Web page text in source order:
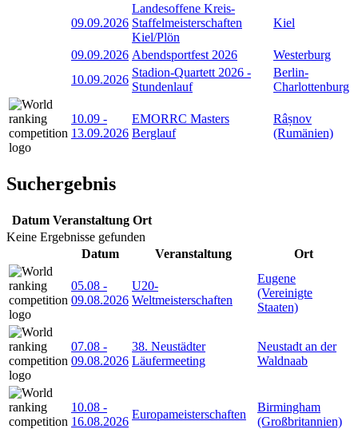
09.09.2026
Landesoffene Kreis-
Staffelmeisterschaften
Kiel/Plön
Kiel
09.09.2026 Abendsportfest 2026
Westerburg
10.09.2026
Stadion-Quartett 2026 -
Stundenlauf
Berlin-
Charlottenburg
10.09 -
13.09.2026
EMORRC Masters
Berglauf
Râșnov
(Rumänien)
Suchergebnis
Datum Veranstaltung Ort
Keine Ergebnisse gefunden
Datum
Veranstaltung Ort
05.08 -
09.08.2026
U20-
Weltmeisterschaften
Eugene
(Vereinigte
Staaten)
07.08 -
09.08.2026
38. Neustädter
Läufermeeting
Neustadt an der
Waldnaab
10.08 -
16.08.2026
Europameisterschaften
Birmingham
(Großbritannien)